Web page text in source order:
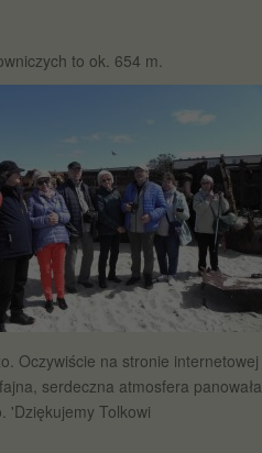
to ok. 654 m.
Oczywiście na stronie internetowej
serdeczna atmosfera panowała
'Dziękujemy Tolkowi